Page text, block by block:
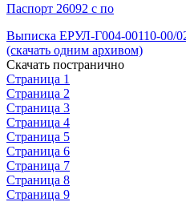
Паспорт 26092 с по
Выписка ЕРУЛ-Г004-00110-00/
(скачать одним архивом)
Скачать постранично
Страница 1
Страница 2
Страница 3
Страница 4
Страница 5
Страница 6
Страница 7
Страница 8
Страница 9